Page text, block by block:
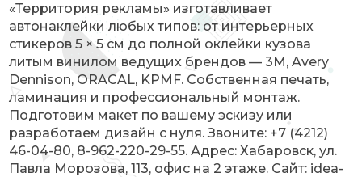
«Территория рекламы» изготавливает
автонаклейки любых типов: от интерьерных
стикеров 5 × 5 см до полной оклейки кузова
литым винилом ведущих брендов — 3M, Avery
Dennison, ORACAL, KPMF. Собственная печать,
ламинация и профессиональный монтаж.
Подготовим макет по вашему эскизу или
разработаем дизайн с нуля. Звоните: +7 (4212)
46-04-80, 8-962-220-29-55. Адрес: Хабаровск, ул.
Павла Морозова, 113, офис на 2 этаже. Сайт: idea-